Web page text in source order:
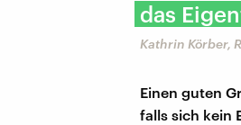
das
Kathrin Körber,
Einen guten
falls sich kein